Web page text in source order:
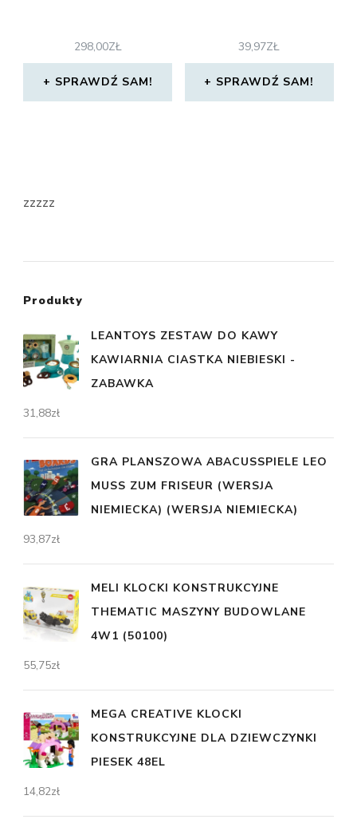
298,00ZŁ
SPRAWDŹ SAM!
39,97ZŁ
SPRAWDŹ SAM!
zzzzz
Produkty
LEANTOYS ZESTAW DO KAWY
KAWIARNIA CIASTKA NIEBIESKI -
ZABAWKA
31,88zł
GRA PLANSZOWA ABACUSSPIELE LEO
MUSS ZUM FRISEUR (WERSJA
NIEMIECKA) (WERSJA NIEMIECKA)
93,87zł
MELI KLOCKI KONSTRUKCYJNE
THEMATIC MASZYNY BUDOWLANE
4W1 (50100)
55,75zł
MEGA CREATIVE KLOCKI
KONSTRUKCYJNE DLA DZIEWCZYNKI
PIESEK 48EL
14,82zł